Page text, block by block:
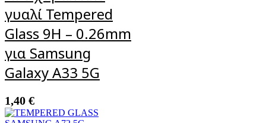
γυαλί Tempered
Glass 9H – 0.26mm
για Samsung
Galaxy A33 5G
1,40 €